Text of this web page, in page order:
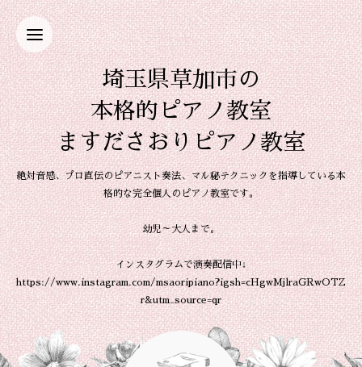
埼玉県草加市の
本格的ピアノ教室
ますださおりピアノ教室
絶対音感、プロ直伝のピアニスト奏法、マル秘テクニックを指導している本
格的な完全個人のピアノ教室です。
幼児～大人まで。
インスタグラムで演奏配信中↓
https://www.instagram.com/msaoripiano?igsh=cHgwMjlraGRwOTZ
r&utm_source=qr